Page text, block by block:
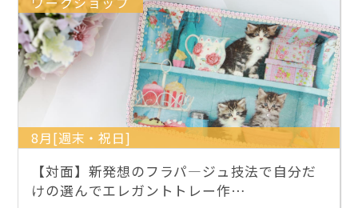
8月[週末・祝日]
【対面】新発想のフラパ―ジュ技法で自分だ
けの選んでエレガントトレー作…